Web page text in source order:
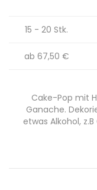
15 - 20 Stk.
ab 67,50 €
Cake-Pop mit
Ganache.
etwas Alkohol,